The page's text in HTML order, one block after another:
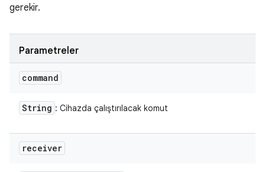
gerekir.
Parametreler
command
String : Cihazda çalıştırılacak komut
receiver